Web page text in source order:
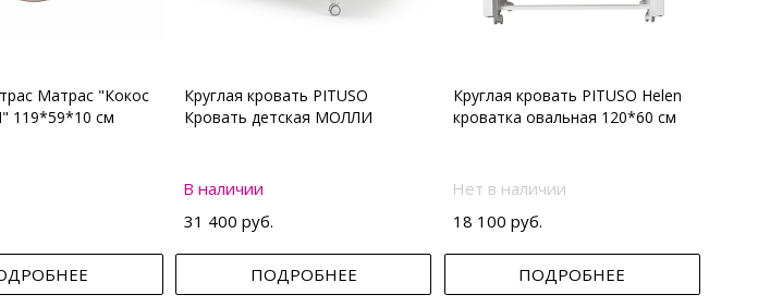
Матрас "Кокос
119*59*10 см
Круглая кровать PITUSO
Кровать детская МОЛЛИ
В наличии
31 400 руб.
ПОДРОБНЕЕ
Круглая кровать PITUSO Helen
кроватка овальная 120*60 см
Нет в наличии
18 100 руб.
ПОДРОБНЕЕ